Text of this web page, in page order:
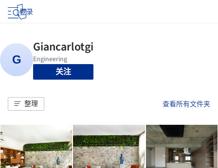
登录
关注
整理 查看所有文件夹